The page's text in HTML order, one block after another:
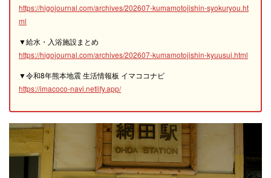
https://higojournal.com/archives/202607-kumamotojishin-syokuryou.ht
ml
▼給水・入浴施設まとめ
https://higojournal.com/archives/202607-kumamotojishin-kyuusui.html
▼令和8年熊本地震 生活情報板 イマココナビ
https://imacoco-navi.netlify.app/